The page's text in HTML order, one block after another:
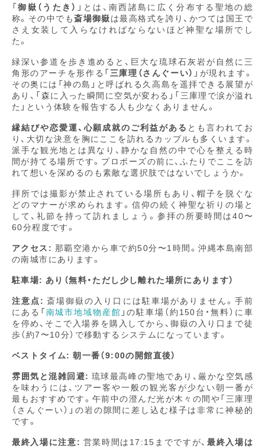
「御嶽（うたき） 」とは、南西諸島に広く分布する聖地の総
称。その中でも斎場御嶽は最高格式を誇り、かつては国王で
さえ女装して入らなければならないほど神聖な場所でし
た。
緑深い参道を歩き進めると、巨大な琉球石灰岩が自然に三
角形のアーチを形作る「三庫理（さんぐーい） 」が現れます。
その奥には「神の島」と呼ばれる久高島を遥拝できる展望が
あり、「森に入った瞬間に空気が変わる」「三庫理で涙が溢れ
た」という体験を報告する人も少なくありません。
縁結びや恋愛運、心願成就のご利益がある とも言われてお
り、大切な決意を胸にここを訪れるカップルも多くいます。
派手な観光地とは異なり、静かな自然の中で心を整える時
間が持てる場所です。プロポーズの前に、ふたりでここを訪
れて想いを深めるのも素敵な選択肢ではないでしょうか。
拝所では撮影が禁止されている場所もあり、帽子を脱ぐな
どのマナーが求められます。信仰の続く神聖な祈りの場と
して、礼節を持って訪れましょう。参拝の所要時間は40〜
60分程度です。
アクセス: 那覇空港から車で約50分〜1時間。沖縄本島南部
の南城市にあります。
駐車場: あり（無料・ただし少し離れた場所にあります）
注意点: 斎場御嶽の入り口には駐車場がありません。手前
にある「南城市地域物産館 」の駐車場（約150台・無料）に車
を停め、そこで入場券を購入してから、御嶽の入り口まで徒
歩（約7〜10分）で移動するシステムになっています。
ベストタイム: 朝一番（9:00の開館直後）
雰囲気と混雑回避: 琉球最高峰の聖地であり、厳かな空気感
を味わうには、ツアー客や一般の観光客が少ない朝一番が
最もおすすめです。午前中の澄んだ光が木々の間や「三庫理
（さんぐーい）」の岩の隙間に差し込む様子は非常に神秘的
です。
最終入場に注意: 営業時間は17:15までですが、 最終入場は